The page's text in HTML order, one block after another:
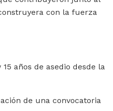
con la fuerza
años de asedio desde la
de una convocatoria